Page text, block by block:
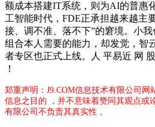
额成本搭建IT系统，则为AI的普惠
工智能时代，FDE正承担越来越主
接、调不准、落不下”的窘境。小
组合本人需要的能力，却发觉，智
者专区也正式上线。人 平易近 网
！
郑重声明：J9.COM信息技术有限公司网
信息之目的 ，并不意味着赞同其观点或
有限公司不负责其真实性 。